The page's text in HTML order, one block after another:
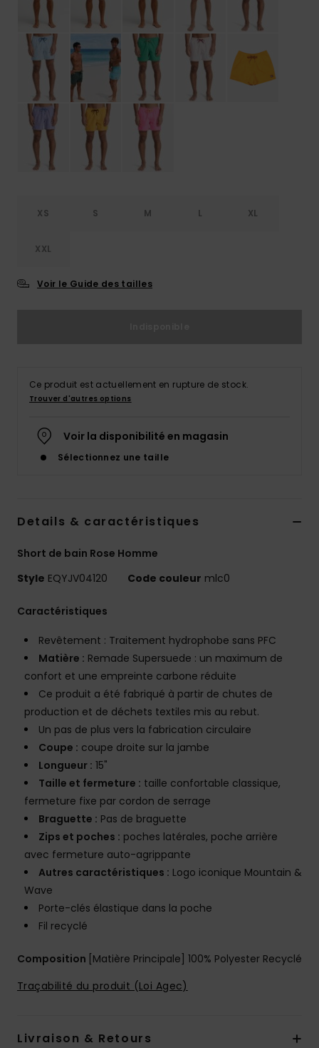
XS S M L XL
XXL
Voir le Guide des tailles
Ce produit est actuellement en rupture de stock.
Trouver d'autres options
Voir la disponibilité en magasin
Sélectionnez une taille
Details & caractéristiques
Short de bain Rose Homme
Style EQYJV04120 Code couleur mlc0
Caractéristiques
Revêtement : Traitement hydrophobe sans PFC
Matière : Remade Supersuede : un maximum de
confort et une empreinte carbone réduite
Ce produit a été fabriqué à partir de chutes de
production et de déchets textiles mis au rebut.
Un pas de plus vers la fabrication circulaire
Coupe : coupe droite sur la jambe
Longueur : 15"
Taille et fermeture : taille confortable classique,
fermeture fixe par cordon de serrage
Braguette : Pas de braguette
Zips et poches : poches latérales, poche arrière
avec fermeture auto-agrippante
Autres caractéristiques : Logo iconique Mountain &
Wave
Porte-clés élastique dans la poche
Fil recyclé
Composition [Matière Principale] 100% Polyester Recyclé
Traçabilité du produit (Loi Agec)
Livraison & Retours